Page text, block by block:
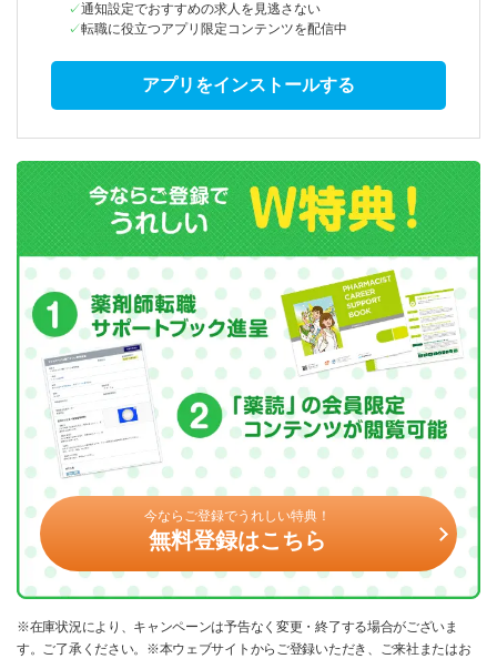
通知設定でおすすめの求人を見逃さない
転職に役立つアプリ限定コンテンツを配信中
アプリをインストールする
今ならご登録でうれしい特典！
無料登録はこちら
※在庫状況により、キャンペーンは予告なく変更・終了する場合がございま
す。ご了承ください。※本ウェブサイトからご登録いただき、ご来社またはお